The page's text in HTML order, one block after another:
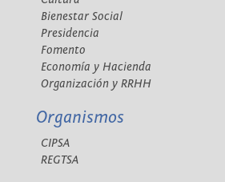
Bienestar Social
Presidencia
Fomento
Economía y Hacienda
Organización y RRHH
Organismos
CIPSA
REGTSA